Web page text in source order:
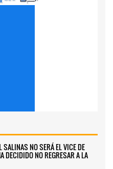
SALINAS NO SERÁ EL VICE DE
DECIDIDO NO REGRESAR A LA